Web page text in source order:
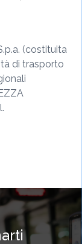
(costituita
di trasporto